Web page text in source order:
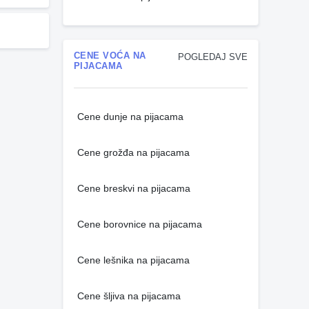
POGLEDAJ SVE
CENE VOĆA NA
PIJACAMA
Cene dunje na pijacama
Cene grožđa na pijacama
Cene breskvi na pijacama
Cene borovnice na pijacama
Cene lešnika na pijacama
Cene šljiva na pijacama